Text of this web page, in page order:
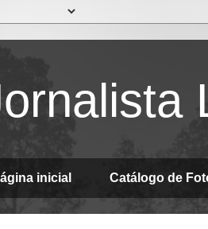
inicial Catálogo de